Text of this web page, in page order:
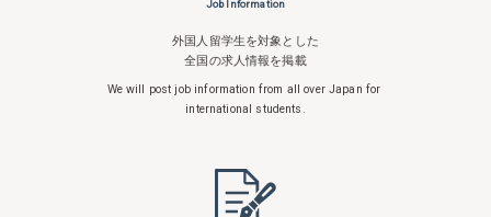
Job Information
外国人留学生を対象とした
全国の求人情報を掲載
We will post job information from all over Japan for
international students.